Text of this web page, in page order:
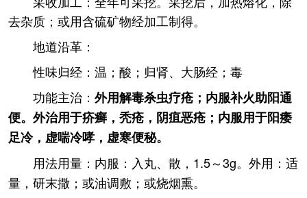
去杂质；或用含硫矿物经加工制得。
地道沿革：
性味归经：温；酸；归肾、大肠经；毒
功能主治： 外用解毒杀虫疗疮；内服补火助阳通
便。外治用于疥癣，秃疮，阴疽恶疮；内服用于阳痿
足冷，虚喘冷哮，虚寒便秘。
用法用量：内服：入丸、散，1.5～3g。外用：适
量，研末撒；或油调敷；或烧烟熏。